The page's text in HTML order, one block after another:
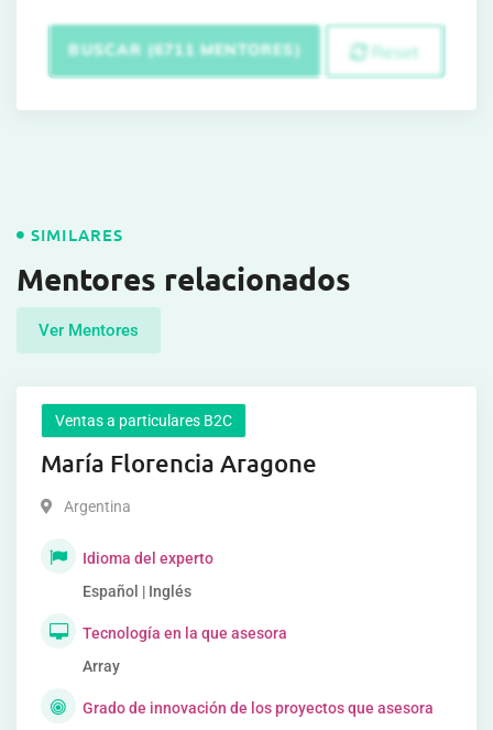
BUSCAR (6711 MENTORES) Reset
SIMILARES
Mentores relacionados
Ver Mentores
Ventas a particulares B2C
María Florencia Aragone
Argentina
Idioma del experto
Español | Inglés
Tecnología en la que asesora
Array
Grado de innovación de los proyectos que asesora